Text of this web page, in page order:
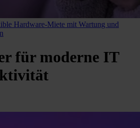
Hardware-Miete mit Wartung und
für moderne IT